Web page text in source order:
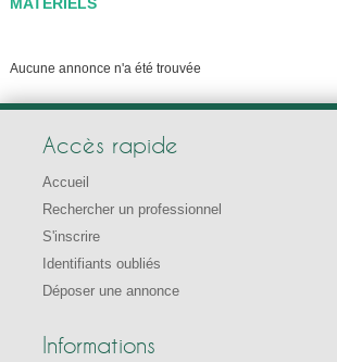
Aucune annonce n'a été trouvée
Accès rapide
Accueil
Rechercher un professionnel
S'inscrire
Identifiants oubliés
Déposer une annonce
Informations